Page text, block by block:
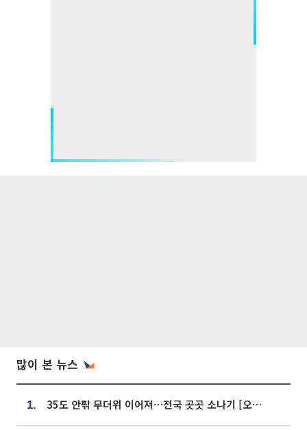
많이 본 뉴스
1. 35도 안팎 무더위 이어져…전국 곳곳 소나기 [오늘 날씨]